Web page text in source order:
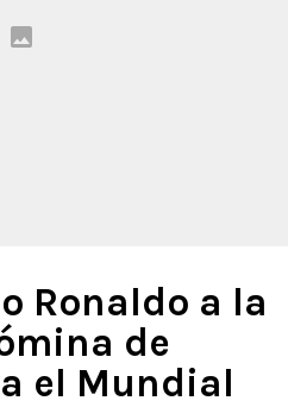
Ronaldo a la
de
el Mundial